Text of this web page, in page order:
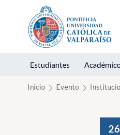
Click acá para ir directamente al
Estudiantes
Inicio Evento
26